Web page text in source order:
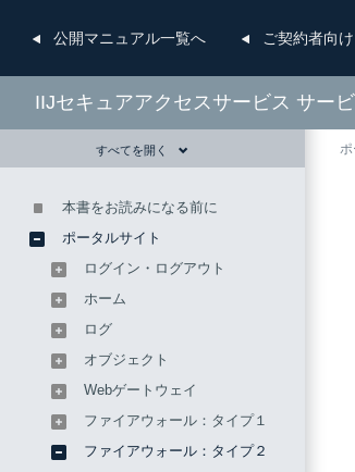
公開マニュアル一覧へ ご契約者向け
IIJセキュアアクセスサービス サー
ポ
すべてを開く
本書をお読みになる前に
ポータルサイト
ログイン・ログアウト
ホーム
ログ
オブジェクト
Webゲートウェイ
ファイアウォール：タイプ１
ファイアウォール：タイプ２